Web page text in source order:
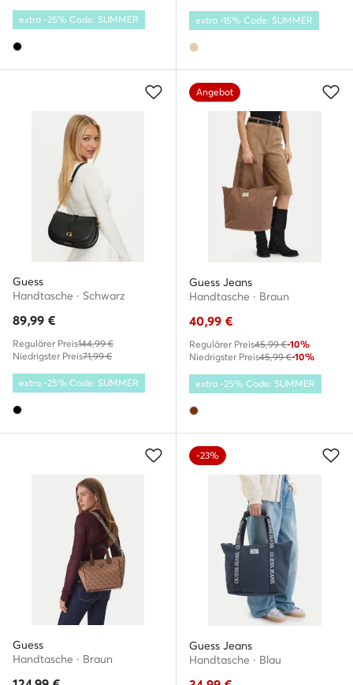
extra -25% Code: SUMMER extra -15% Code: SUMMER
Guess
Handtasche · Schwarz
89,99 €
Regulärer Preis144,99 €
Niedrigster Preis71,99 €
extra -25% Code: SUMMER
Angebot
Guess Jeans
Handtasche · Braun
40,99 €
Regulärer Preis45,99 €-10%
Niedrigster Preis45,99 €-10%
extra -25% Code: SUMMER
Guess
Handtasche · Braun
-23%
Guess Jeans
Handtasche · Blau